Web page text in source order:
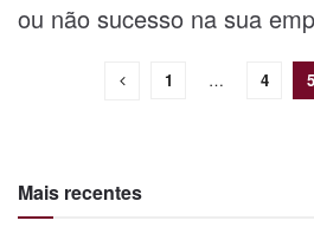
ou não sucesso na sua
1 … 4 5
Mais recentes